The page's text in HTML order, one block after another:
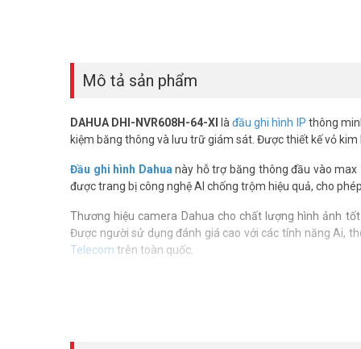
Mô tả sản phẩm
DAHUA DHI-NVR608H-64-XI làđầu ghi hình IP thông
kiệm băng thông và lưu trữ giám sát. Được thiết kế vỏ
Đầu ghi hình Dahua này hỗ trợ băng thông đầu vào max
được trang bị công nghệ AI chống trộm hiệu quả, cho
Thương hiệu camera Dahua cho chất lượng hình ảnh
Được người sử dụng đánh giá cao với các tính năng Ai,
Telecom trên toàn quốc.
– Đầu ghi hình IP thông minh cao cấp 64 kênh 8 ổ cứng
– Băng thông đầu vào max 1024Mbps (AI disabled)